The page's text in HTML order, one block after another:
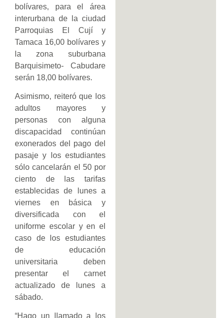
bolívares, para el área
interurbana de la ciudad
Parroquias El Cují y
Tamaca 16,00 bolívares y
la zona suburbana
Barquisimeto- Cabudare
serán 18,00 bolívares.
Asimismo, reiteró que los
adultos mayores y
personas con alguna
discapacidad continúan
exonerados del pago del
pasaje y los estudiantes
sólo cancelarán el 50 por
ciento de las tarifas
establecidas de lunes a
viernes en básica y
diversificada con el
uniforme escolar y en el
caso de los estudiantes
de educación
universitaria deben
presentar el carnet
actualizado de lunes a
sábado.
“Hago un llamado a los